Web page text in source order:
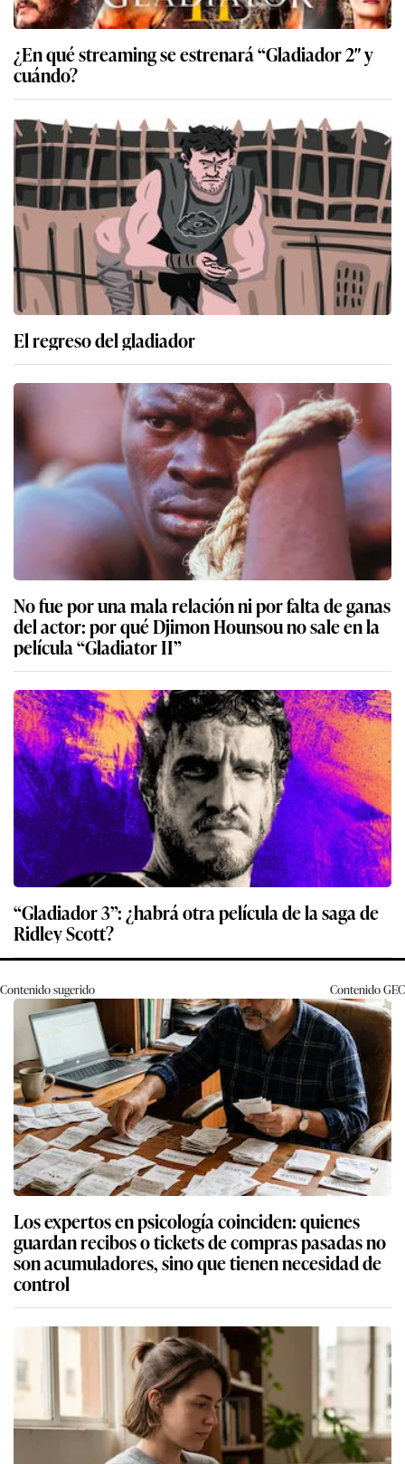
¿En qué streaming se estrenará “Gladiador 2″ y
cuándo?
El regreso del gladiador
No fue por una mala relación ni por falta de ganas
del actor: por qué Djimon Hounsou no sale en la
película “Gladiator II”
“Gladiador 3”: ¿habrá otra película de la saga de
Ridley Scott?
Contenido sugerido ContenidoGEC
Los expertos en psicología coinciden: quienes
guardan recibos o tickets de compras pasadas no
son acumuladores, sino que tienen necesidad de
control